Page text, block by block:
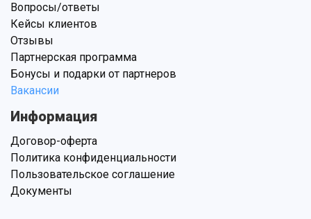
Вопросы/ответы
Кейсы клиентов
Отзывы
Партнерская программа
Бонусы и подарки от партнеров
Вакансии
Информация
Договор-оферта
Политика конфиденциальности
Пользовательское соглашение
Документы